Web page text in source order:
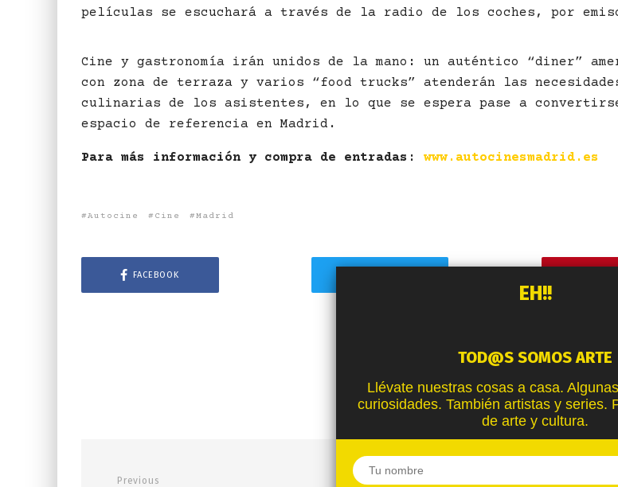
películas se escuchará a través de la radio de los coches, por
Cine y gastronomía irán unidos de la mano: un auténtico “diner”
con zona de terraza y varios “food trucks” atenderán las
culinarias de los asistentes, en lo que se espera pase a
espacio de referencia en Madrid.
Para más información y compra de entradas : www.autocinesmadrid.es
Autocine Cine Madrid
FACEBOOK
Previous
EH!!
TOD@S SOMOS ARTE
Llévate nuestras cosas a casa.
curiosidades. También artistas y series.
de arte y cultura.